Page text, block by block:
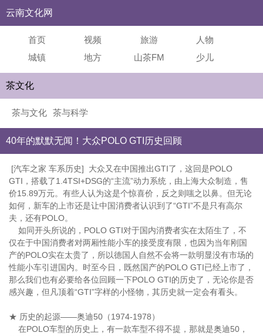
云南文化网
首页 视频 旅游
人物
城镇
地方 山茶FM 少儿
茶文化
茶与文化 茶与科学
40年的默默无闻！大众POLO GTI历史回顾
[汽车之家 车系历史] 大众又在中国推出GTI了，这回是POLO
GTI，搭载了1.4TSI+DSG的“主流”动力系统，由上海大众制造，售
价15.89万元。有些人认为这是个惊喜价，反之则嗤之以鼻。但无论
如何，新车的上市还是让中国消费者认识到了“GTI”不是只有高尔
夫，还有POLO。
如同开头所说的，POLO GTI对于国内消费者实在太陌生了，不
仅在于中国消费者对两厢性能小车的接受度有限，也因为当年刚国
产的POLO实在太贵了，所以德国人自然不会将一款明显没有市场的
性能小车引进国内。时至今日，既然国产的POLO GTI已经上市了，
那么我们也有必要给各位回顾一下POLO GTI的历史了，无论你是否
感兴趣，但凡顶着“GTI”字样的小怪物，其历史就一定会有看头。
★ 历史的起源——奥迪50（1974-1978）
在POLO车型的历史上，有一款车型不得不提，那就是奥迪50，